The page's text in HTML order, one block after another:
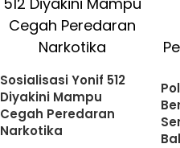
Sosialisasi Yonif 512
Diyakini Mampu
Cegah Peredaran
Narkotika